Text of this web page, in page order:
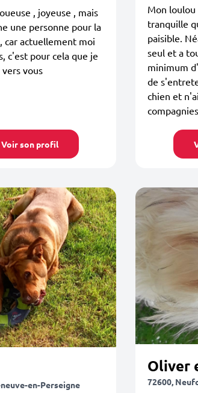
, joyeuse , mais
une personne pour la
car actuellement moi
c'est pour cela que je
vous
Voir son profil
Mon
tranquille
paisible.
seul et a
minimum
de
chien et
en-Perseigne
Oliver
72600,